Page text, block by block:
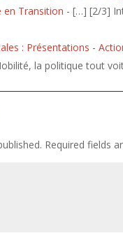
en Transition - […] [2/3]
: Présentations -
la politique tout
Required fields